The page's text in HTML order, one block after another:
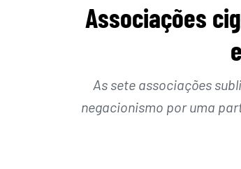
Associações
As sete associações
negacionismo por uma